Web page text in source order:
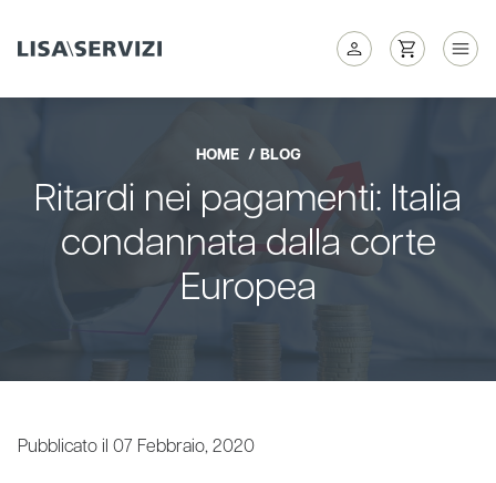
HOME BLOG
Ritardi nei pagamenti: Italia
condannata dalla corte
Europea
Pubblicato il 07 Febbraio, 2020